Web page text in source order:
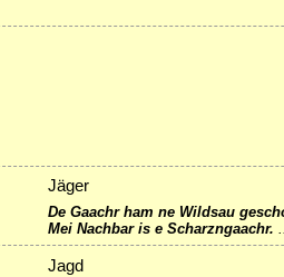
Jäger
De Gaachr ham ne Wildsau
Mei Nachbar is e Scharzngaachr.
Jagd